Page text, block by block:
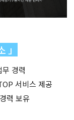
」
경력
서비스 제공
력 보유